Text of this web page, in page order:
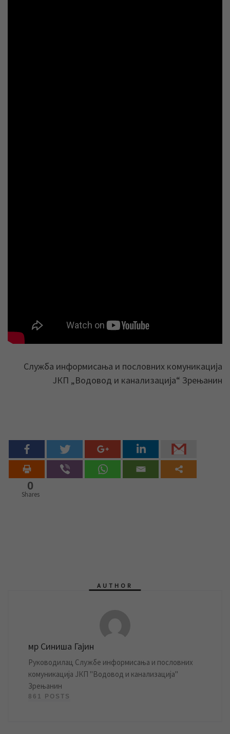
Служба информисања и пословних комуникација
ЈКП „Водовод и канализација“ Зрењанин
0
Shares
AUTHOR
мр Синиша Гајин
Руководилац Службе информисања и пословних
комуникација ЈКП "Водовод и канализација"
Зрењанин
861 POSTS